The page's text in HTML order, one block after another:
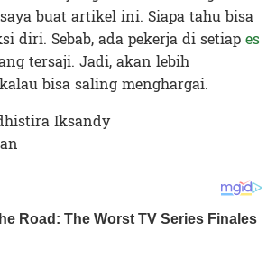
buat artikel ini. Siapa tahu bisa
diri. Sebab, ada pekerja di setiapes
tersaji. Jadi, akan lebih
bisa saling menghargai.
Iksandy